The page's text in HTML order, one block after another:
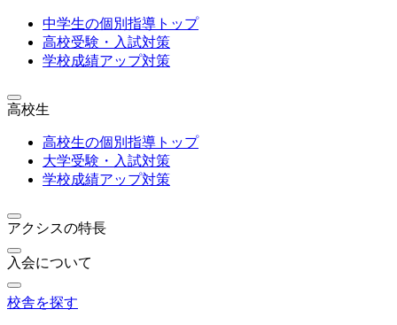
中学生の個別指導トップ
高校受験・入試対策
学校成績アップ対策
高校生
高校生の個別指導トップ
大学受験・入試対策
学校成績アップ対策
アクシスの特長
入会について
校舎を探す